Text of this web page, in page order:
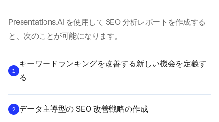
Presentations.AI を使用して SEO 分析レポートを作成する
と、次のことが可能になります。
1
キーワードランキングを改善する新しい機会を定義す
る
2 データ主導型の SEO 改善戦略の作成